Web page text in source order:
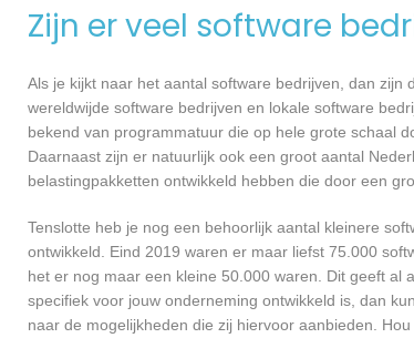
Zijn er veel software
Als je kijkt naar het aantal software bedrijven, dan
wereldwijde software bedrijven en lokale software
bekend van programmatuur die op hele grote schaal
Daarnaast zijn er natuurlijk ook een groot aantal
belastingpakketten ontwikkeld hebben die door een
Tenslotte heb je nog een behoorlijk aantal kleinere
ontwikkeld. Eind 2019 waren er maar liefst 75.000
het er nog maar een kleine 50.000 waren. Dit geeft
specifiek voor jouw onderneming ontwikkeld is, dan
naar de mogelijkheden die zij hiervoor aanbieden.